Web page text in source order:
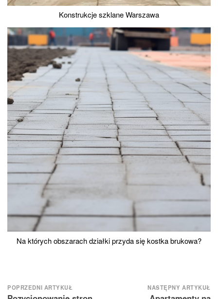
Konstrukcje szklane Warszawa
Na których obszarach działki przyda się kostka brukowa?
Nawigacja
POPRZEDNI ARTYKUŁ NASTĘPNY ARTYKUŁ